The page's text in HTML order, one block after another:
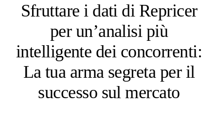
Sfruttare i dati di Repricer
per un’analisi più
intelligente dei concorrenti:
La tua arma segreta per il
successo sul mercato